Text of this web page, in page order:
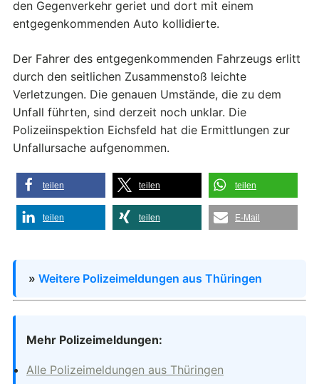
den Gegenverkehr geriet und dort mit einem
entgegenkommenden Auto kollidierte.
Der Fahrer des entgegenkommenden Fahrzeugs erlitt
durch den seitlichen Zusammenstoß leichte
Verletzungen. Die genauen Umstände, die zu dem
Unfall führten, sind derzeit noch unklar. Die
Polizeiinspektion Eichsfeld hat die Ermittlungen zur
Unfallursache aufgenommen.
teilen teilen teilen
teilen teilen E-Mail
» Weitere Polizeimeldungen aus Thüringen
Mehr Polizeimeldungen:
Alle Polizeimeldungen aus Thüringen